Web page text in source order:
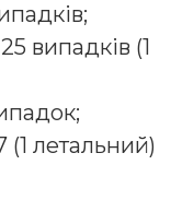
випадків (1
летальний)